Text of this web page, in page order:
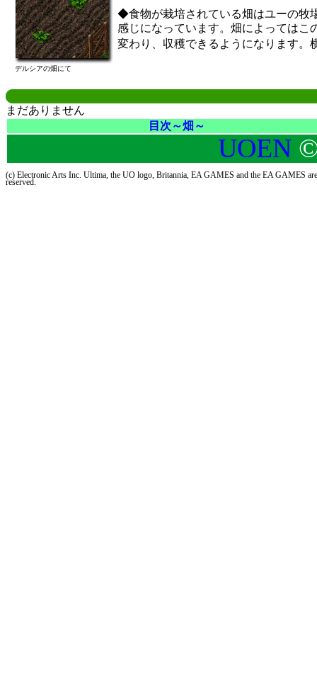
デルシアの畑にて
◆食物が栽培されている畑はユーの牧
感じになっています。畑によってはこ
変わり、収穫できるようになります。
まだありません
目次～畑～
UOEN
(c) Electronic Arts Inc. Ultima, the UO logo, Britannia, EA GAMES and the EA GAMES
reserved.